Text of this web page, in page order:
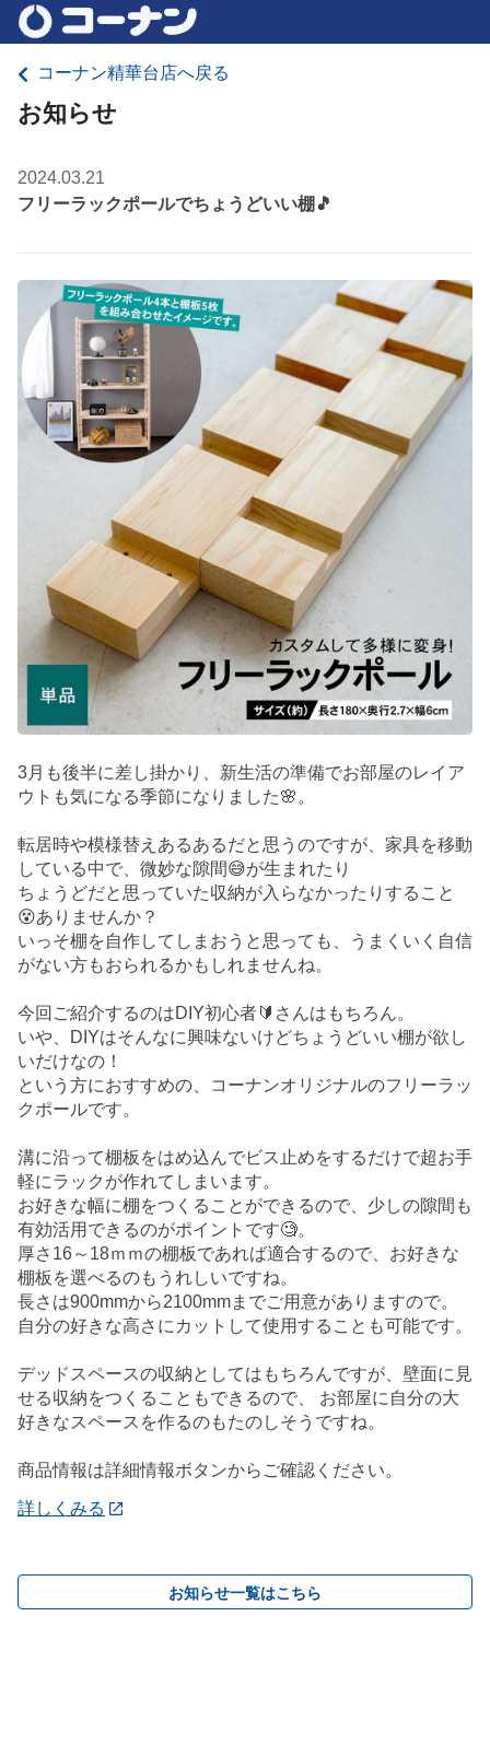
コーナン精華台店へ戻る
お知らせ
2024.03.21
フリーラックポールでちょうどいい棚🎵
3月も後半に差し掛かり、新生活の準備でお部屋のレイア
ウトも気になる季節になりました🌸。
転居時や模様替えあるあるだと思うのですが、家具を移動
している中で、微妙な隙間😅が生まれたり
ちょうどだと思っていた収納が入らなかったりすること
😵ありませんか？
いっそ棚を自作してしまおうと思っても、うまくいく自信
がない方もおられるかもしれませんね。
今回ご紹介するのはDIY初心者🔰さんはもちろん。
いや、DIYはそんなに興味ないけどちょうどいい棚が欲し
いだけなの！
という方におすすめの、コーナンオリジナルのフリーラッ
クポールです。
溝に沿って棚板をはめ込んでビス止めをするだけで超お手
軽にラックが作れてしまいます。
お好きな幅に棚をつくることができるので、少しの隙間も
有効活用できるのがポイントです🧐。
厚さ16～18ｍｍの棚板であれば適合するので、お好きな
棚板を選べるのもうれしいですね。
長さは900mmから2100mmまでご用意がありますので。
自分の好きな高さにカットして使用することも可能です。
デッドスペースの収納としてはもちろんですが、壁面に見
せる収納をつくることもできるので、 お部屋に自分の大
好きなスペースを作るのもたのしそうですね。
商品情報は詳細情報ボタンからご確認ください。
詳しくみる
お知らせ一覧はこちら